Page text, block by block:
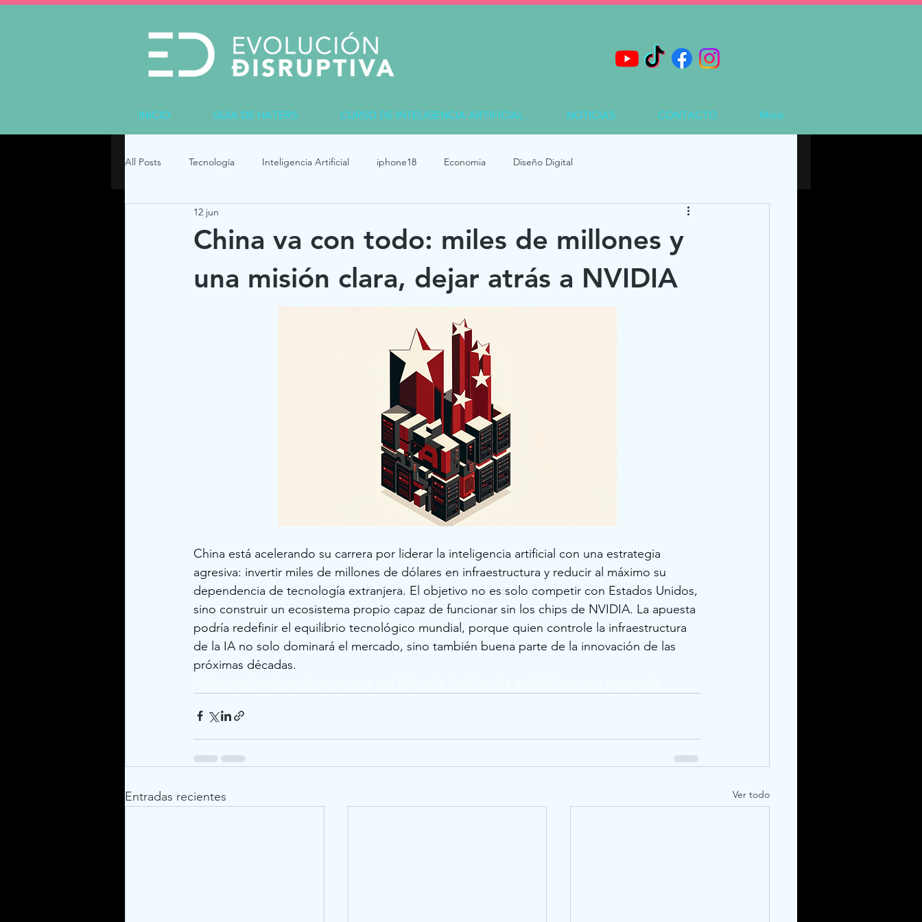
INICIO GUÍA DE HATERS CURSO DE INTELIGENCIA ARTIFICIAL NOTICIAS CONTACTO More
All Posts Tecnología Inteligencia Artificial iphone18 Economia Diseño Digital
China va con todo: miles de millones y
una misión clara, dejar atrás a NVIDIA
12 jun
China está acelerando su carrera por liderar la inteligencia artificial con una estrategia
agresiva: invertir miles de millones de dólares en infraestructura y reducir al máximo su
dependencia de tecnología extranjera. El objetivo no es solo competir con Estados Unidos,
sino construir un ecosistema propio capaz de funcionar sin los chips de NVIDIA. La apuesta
podría redefinir el equilibrio tecnológico mundial, porque quien controle la infraestructura
de la IA no solo dominará el mercado, sino también buena parte de la innovación de las
próximas décadas.
Entradas recientes Ver todo